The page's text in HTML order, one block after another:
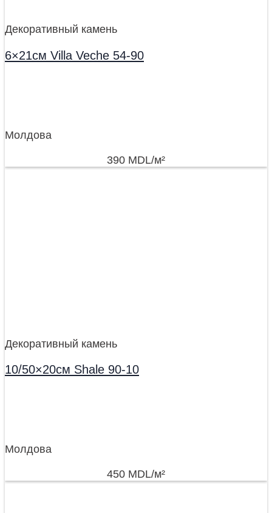
Декоративный камень
6×21см Villa Veche 54-90
Молдова
390 MDL/м²
Декоративный камень
10/50×20см Shale 90-10
Молдова
450 MDL/м²